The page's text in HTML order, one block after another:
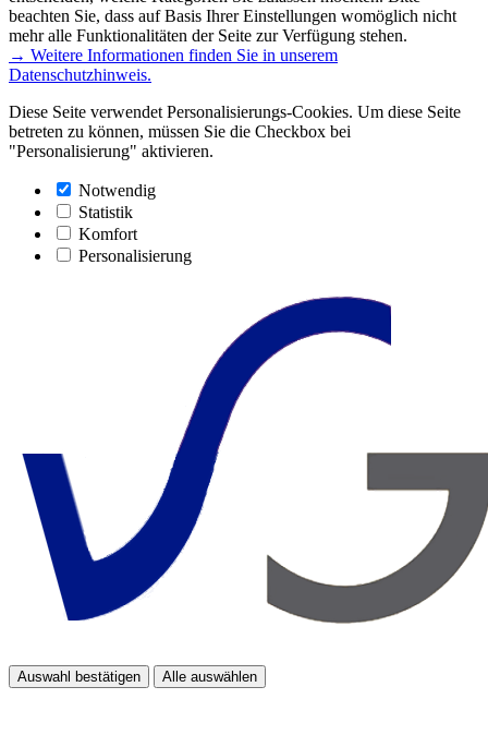
beachten Sie, dass auf Basis Ihrer Einstellungen womöglich nicht
mehr alle Funktionalitäten der Seite zur Verfügung stehen.
→ Weitere Informationen finden Sie in unserem
Datenschutzhinweis.
Diese Seite verwendet Personalisierungs-Cookies. Um diese Seite
betreten zu können, müssen Sie die Checkbox bei
"Personalisierung" aktivieren.
Notwendig
Statistik
Komfort
Personalisierung
Auswahl bestätigen Alle auswählen